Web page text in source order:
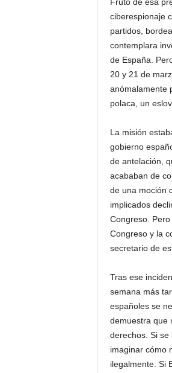
ciberespionaje
partidos,
contemplara
de España.
20 y 21 de
anómalamente
polaca, un
La misión
gobierno
de antelación,
acababan de
de una moción
implicados
Congreso.
Congreso y la
secretario de
Tras ese
semana más
españoles se
demuestra que
derechos. Si
imaginar cómo
ilegalmente. Si